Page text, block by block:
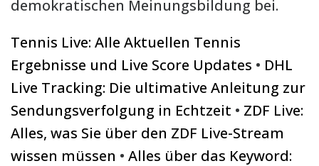
demokratischen Meinungsbildung bei.
Tennis Live: Alle Aktuellen Tennis
Ergebnisse und Live Score Updates • DHL
Live Tracking: Die ultimative Anleitung zur
Sendungsverfolgung in Echtzeit • ZDF Live:
Alles, was Sie über den ZDF Live-Stream
wissen müssen • Alles über das Keyword: